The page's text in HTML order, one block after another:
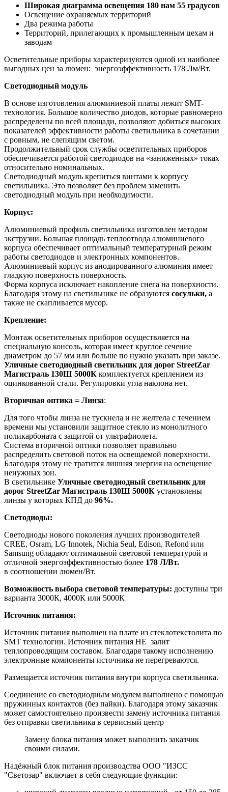
Широкая диаграмма освещения 180 нам 55 градусов
Освещение охраняемых территорий
Два режима работы
Территорий, прилегающих к промышленным цехам и
заводам
Осветительные приборы характеризуются одной из наиболее
выгодных цен за люмен: энергоэффективность 178 Лм/Вт.
Светодиодный модуль
В основе изготовления алюминиевой платы лежит SMT-
технология. Большое количество диодов, которые равномерно
распределены по всей площади, позволяют добиться высоких
показателей эффективности работы светильника в сочетании
с ровным, не слепящим светом.
Продолжительный срок службы осветительных приборов
обеспечивается работой светодиодов на «заниженных» токах
относительно номинальных.
Светодиодный модуль крепиться винтами к корпусу
светильника. Это позволяет без проблем заменить
светодиодный модуль при необходимости.
Корпус:
Алюминиевый профиль светильника изготовлен методом
экструзии. Большая площадь теплоотвода алюминиевого
корпуса обеспечивает оптимальный температурный режим
работы светодиодов и электронных компонентов.
Алюминиевый корпус из анодированного алюминия имеет
гладкую поверхность поверхность.
Форма корпуса исключает накопление снега на поверхности.
Благодаря этому на светильнике не образуются сосульки, а
также не скапливается мусор.
Крепление:
Монтаж осветительных приборов осуществляется на
специальную консоль, которая имеет круглое сечение
диаметром до 57 мм или больше по нужно указать при заказе.
Уличные светодиодный светильник для дорог StreetZar
Магистраль 130Ш 5000К комплектуется креплением из
оцинкованной стали. Регулировки угла наклона нет.
Вторичная оптика = Линза:
Для того чтобы линза не тускнела и не желтела с течением
времени мы установили защитное стекло из монолитного
поликарбоната с защитой от ультрафиолета.
Система вторичной оптики позволяет правильно
распределить световой поток на освещаемой поверхности.
Благодаря этому не тратится лишняя энергия на освещение
ненужных зон.
В светильнике Уличные светодиодный светильник для
дорог StreetZar Магистраль 130Ш 5000К установлены
линзы у которых КПД до 96%.
Светодиоды:
Светодиоды нового поколения лучших производителей
CREE, Osram, LG Innotek, Nichia Seul, Edison, Refond или
Samsung обладают оптимальной световой температурой и
отличной энергоэффективностью более 178 Л/Вт.
в соотношении люмен/Вт.
Возможность выбора световой температуры: доступны три
варианта 3000К, 4000К или 5000К
Источник питания:
Источник питания выполнен на плате из стеклотекстолита по
SMT технологии. Источник питания НЕ залит
теплопроводящим составом. Благодаря такому исполнению
электронные компоненты источника не перегреваются.
Размещается источник питания внутри корпуса светильника.
Соединение со светодиодным модулем выполнено с помощью
пружинных контактов (без пайки). Благодаря этому заказчик
может самостоятельно произвести замену источника питания
без отправки светильника в сервисный центр
Замену блока питания может выполнить заказчик
своими силами.
Надёжный блок питания производства ООО "ИЗСС
"Светозар" включает в себя следующие функции: